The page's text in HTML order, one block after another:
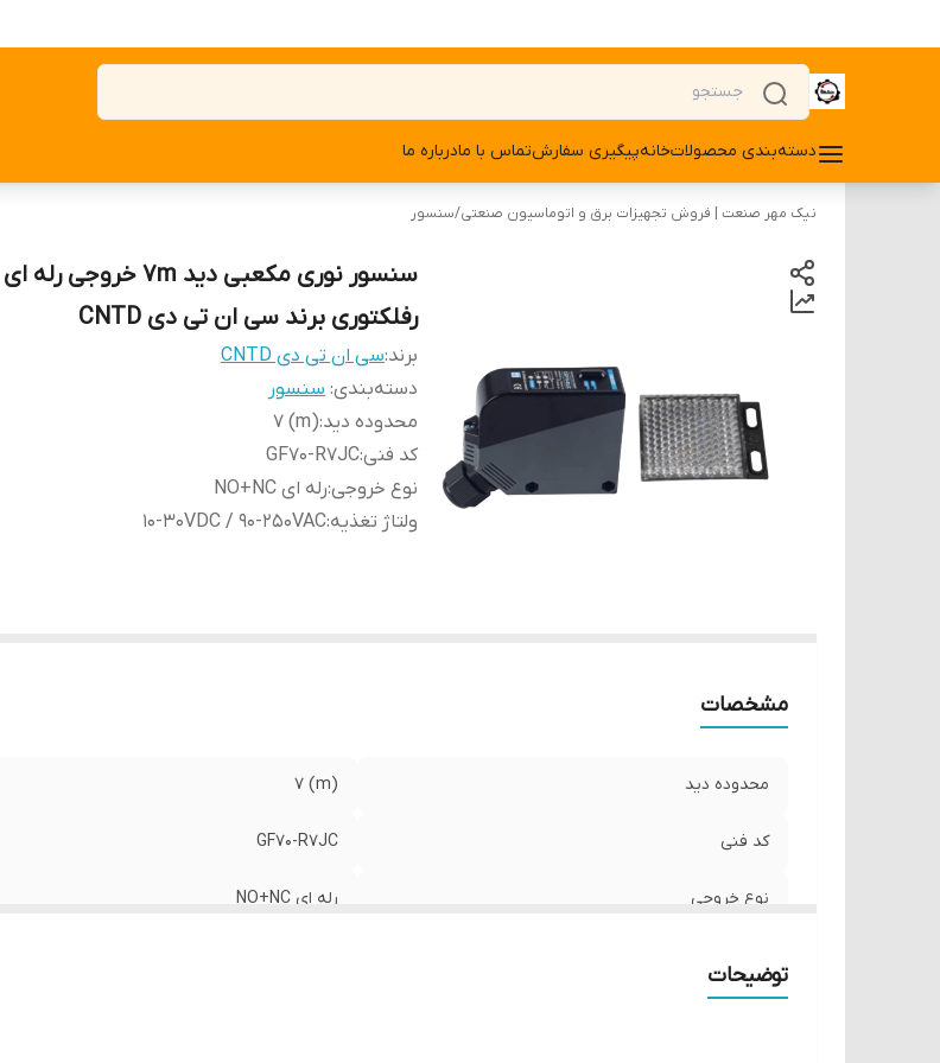
دسته‌بندی محصولاتخانهپیگیری سفارشتماس با مادرباره ما
نیک مهر صنعت | فروش تجهیزات برق و اتوماسیون صنعتی/سنسور
رفلکتوری برند سی ان تی دی CNTD
برند:سی ان تی دی CNTD
دسته‌بندی: سنسور
محدوده دید:
(m) 7
کد فنی:
GF70-R7JC
نوع خروجی:رله ای NO+NC
ولتاژ تغذیه:
10-30VDC / 90-250VAC
مشخصات
محدوده دید (m) 7
کد فنی GF70-R7JC
نوع خروجی رله ای NO+NC
توضیحات